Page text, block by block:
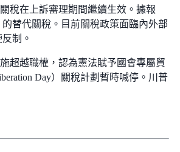
稅在上訴審理期間繼續生效。據報
替代關稅。目前關稅政策面臨內外部
制。
超越職權，認為憲法賦予國會專屬貿
Day）關稅計劃暫時喊停。川普